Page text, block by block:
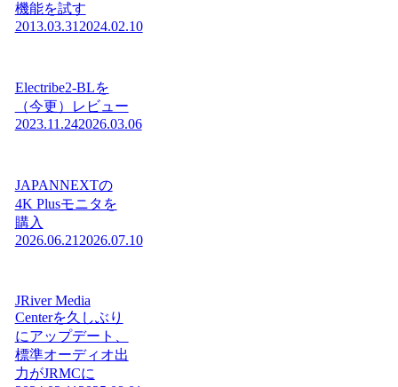
機能を試す
2013.03.312024.02.10
Electribe2-BLを
（今更）レビュー
2023.11.242026.03.06
JAPANNEXTの
4K Plusモニタを
購入
2026.06.212026.07.10
JRiver Media
Centerを久しぶり
にアップデート、
標準オーディオ出
力がJRMCに